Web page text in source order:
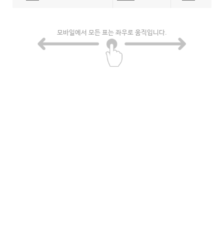
모바일에서 모든 표는 좌우로 움직입니다.